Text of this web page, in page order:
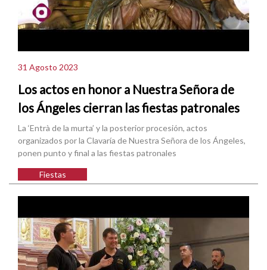
31 Agosto 2023
Los actos en honor a Nuestra Señora de
los Ángeles cierran las fiestas patronales
La ‘Entrà de la murta’ y la posterior procesión, actos
organizados por la Clavaría de Nuestra Señora de los Ángeles,
ponen punto y final a las fiestas patronales
Fiestas